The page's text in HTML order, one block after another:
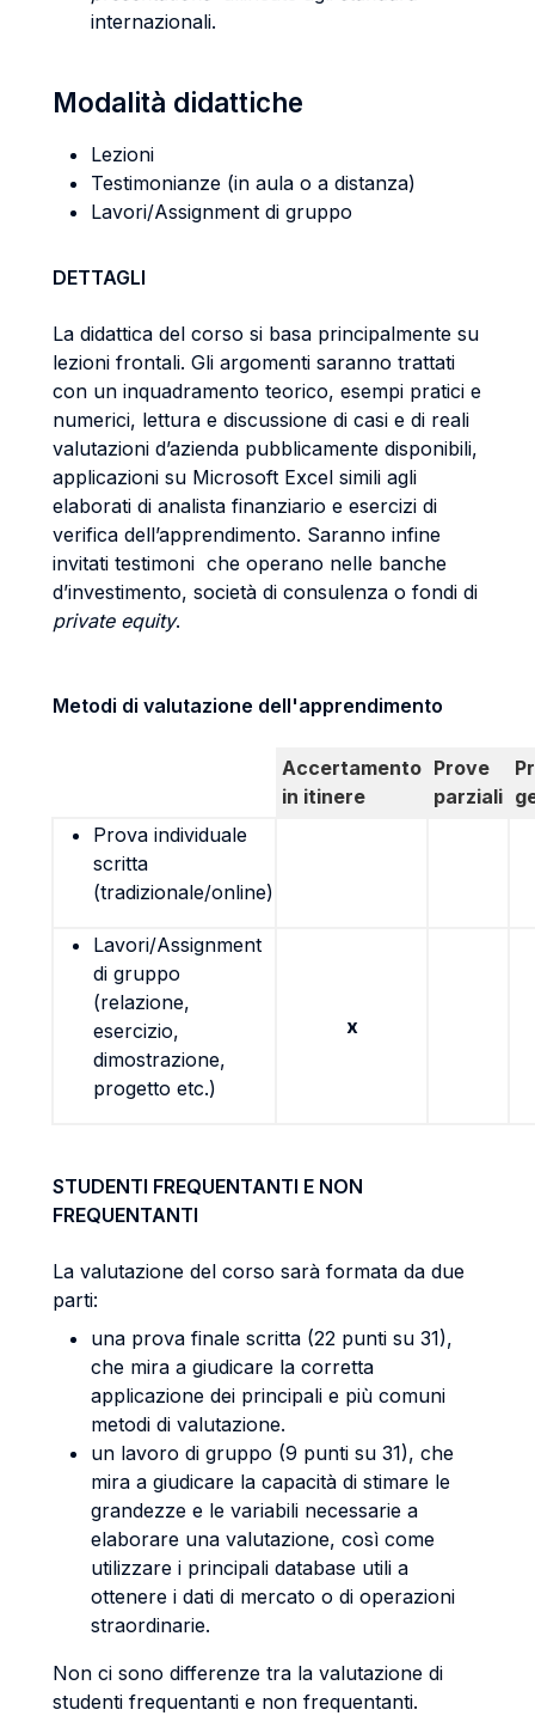
internazionali.
Modalità didattiche
Lezioni
Testimonianze (in aula o a distanza)
Lavori/Assignment di gruppo
DETTAGLI
La didattica del corso si basa principalmente su
lezioni frontali. Gli argomenti saranno trattati
con un inquadramento teorico, esempi pratici e
numerici, lettura e discussione di casi e di reali
valutazioni d’azienda pubblicamente disponibili,
applicazioni su Microsoft Excel simili agli
elaborati di analista finanziario e esercizi di
verifica dell’apprendimento. Saranno infine
invitati testimoni che operano nelle banche
d’investimento, società di consulenza o fondi di
private equity.
Metodi di valutazione dell'apprendimento
Accertamento
in itinere
Prove
parziali
Prova individuale
scritta
(tradizionale/online)
Lavori/Assignment
di gruppo
(relazione,
esercizio,
dimostrazione,
progetto etc.)
x
STUDENTI FREQUENTANTI E NON
FREQUENTANTI
La valutazione del corso sarà formata da due
parti:
una prova finale scritta (22 punti su 31),
che mira a giudicare la corretta
applicazione dei principali e più comuni
metodi di valutazione.
un lavoro di gruppo (9 punti su 31), che
mira a giudicare la capacità di stimare le
grandezze e le variabili necessarie a
elaborare una valutazione, così come
utilizzare i principali database utili a
ottenere i dati di mercato o di operazioni
straordinarie.
Non ci sono differenze tra la valutazione di
studenti frequentanti e non frequentanti.